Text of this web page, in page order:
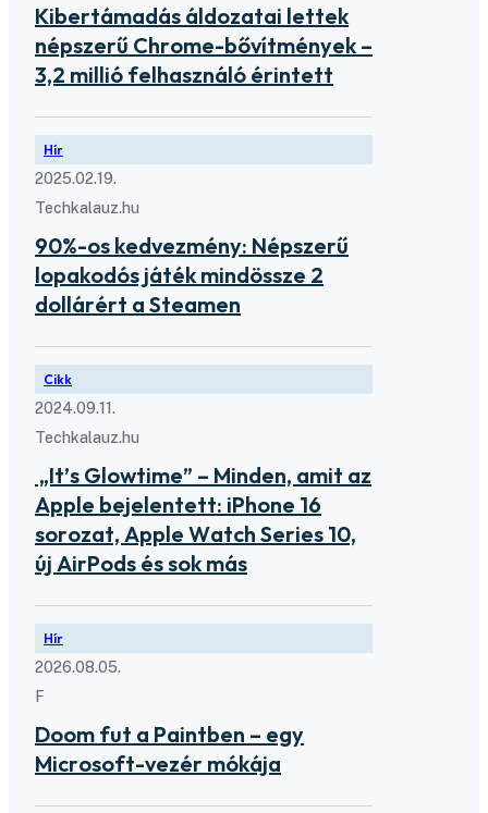
Kibertámadás áldozatai lettek
népszerű Chrome-bővítmények –
3,2 millió felhasználó érintett
Hír
2025.02.19.
Techkalauz.hu
90%-os kedvezmény: Népszerű
lopakodós játék mindössze 2
dollárért a Steamen
Cikk
2024.09.11.
Techkalauz.hu
„It’s Glowtime” – Minden, amit az
Apple bejelentett: iPhone 16
sorozat, Apple Watch Series 10,
új AirPods és sok más
Hír
2026.08.05.
F
Doom fut a Paintben – egy
Microsoft-vezér mókája